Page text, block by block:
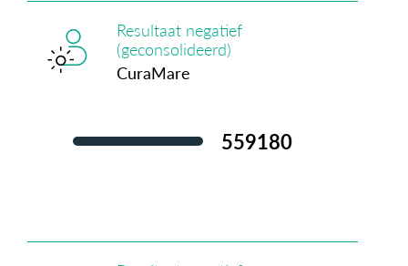
Resultaat negatief
(geconsolideerd)
CuraMare
583.315